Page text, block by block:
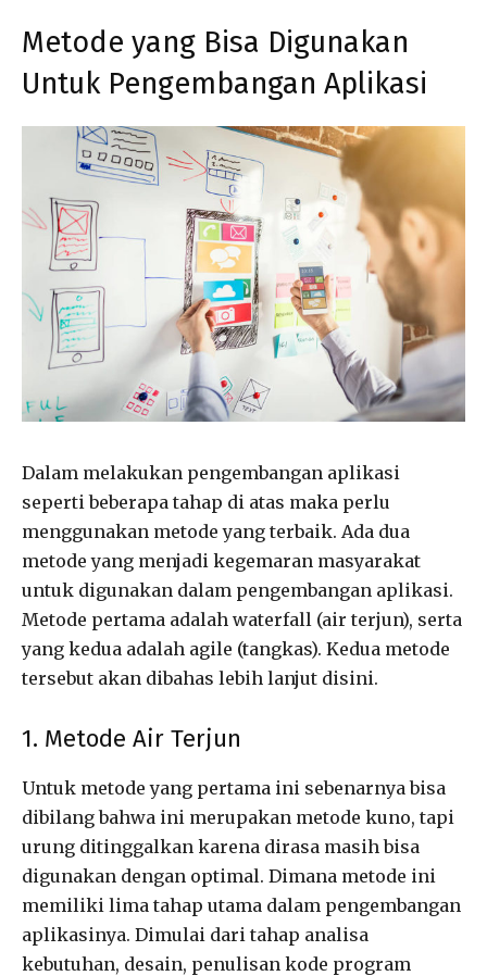
Metode yang Bisa Digunakan
Untuk Pengembangan Aplikasi
Dalam melakukan pengembangan aplikasi
seperti beberapa tahap di atas maka perlu
menggunakan metode yang terbaik. Ada dua
metode yang menjadi kegemaran masyarakat
untuk digunakan dalam pengembangan aplikasi.
Metode pertama adalah waterfall (air terjun), serta
yang kedua adalah agile (tangkas). Kedua metode
tersebut akan dibahas lebih lanjut disini.
1. Metode Air Terjun
Untuk metode yang pertama ini sebenarnya bisa
dibilang bahwa ini merupakan metode kuno, tapi
urung ditinggalkan karena dirasa masih bisa
digunakan dengan optimal. Dimana metode ini
memiliki lima tahap utama dalam pengembangan
aplikasinya. Dimulai dari tahap analisa
kebutuhan, desain, penulisan kode program